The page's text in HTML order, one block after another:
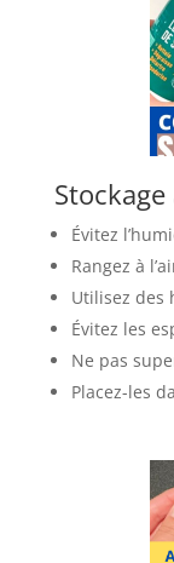
Évitez
Rangez à
Utilisez des
Évitez les
Ne pas
Placez-les